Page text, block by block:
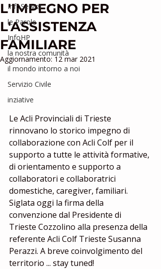
InfoServizi
le Parole
InfoHP
la nostra comunità
il mondo intorno a noi
Servizio Civile
inziative
L'IMPEGNO PER
L'ASSISTENZA
FAMILIARE
Aggiornamento:12 mar 2021
Le Acli Provinciali di Trieste
rinnovano lo storico impegno di
collaborazione con Acli Colf per il
supporto a tutte le attività formative,
di orientamento e supporto a
collaboratori e collaboratrici
domestiche, caregiver, familiari.
Siglata oggi la firma della
convenzione dal Presidente di
Trieste Cozzolino alla presenza della
referente Acli Colf Trieste Susanna
Perazzi. A breve coinvolgimento del
territorio ... stay tuned!